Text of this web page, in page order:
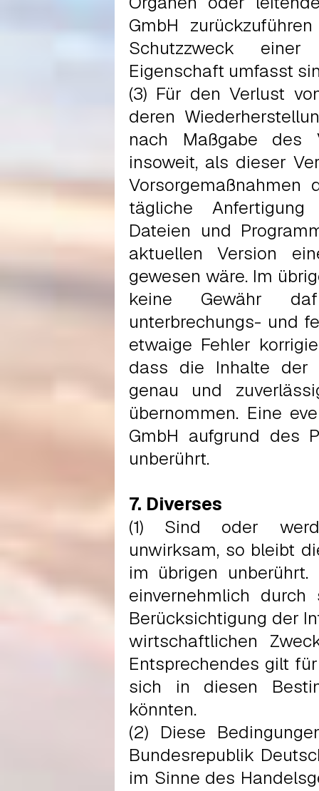
GmbH
Schutzzweck einer
Eigenschaft umfasst
(3) Für den Verlust
deren
nach Maßgabe des
insoweit, als dieser
Vorsorgemaßnahmen
tägliche
Dateien und
aktuellen Version
gewesen wäre. Im
keine Gewähr
unterbrechungs- und
etwaige Fehler
dass die Inhalte der
genau und
übernommen. Eine
GmbH aufgrund des
unberührt.
7. Diverses
(1) Sind oder
unwirksam, so bleibt
im übrigen
einvernehmlich
Berücksichtigung der
wirtschaftlichen
Entsprechendes gilt
sich in diesen
könnten.
(2) Diese
Bundesrepublik
im Sinne des